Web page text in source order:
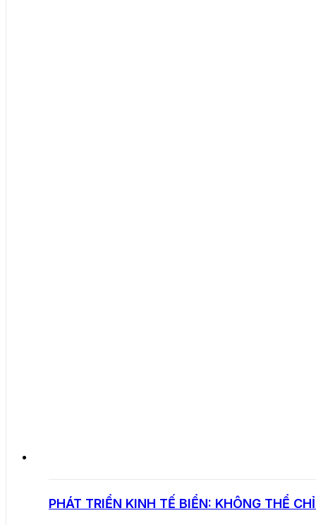
PHÁT TRIỂN KINH TẾ BIỂN: KHÔNG THỂ